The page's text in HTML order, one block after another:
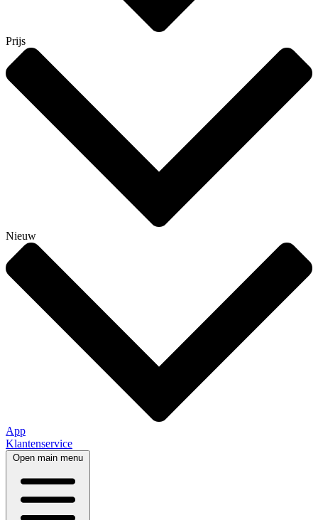
Prijs
Nieuw
App
Klantenservice
Open main menu